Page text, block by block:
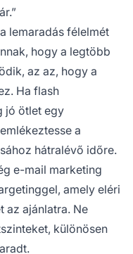
lemaradás félelmét
hogy a legtöbb
az az, hogy a
Ha flash
jó ötlet egy
a
hátralévő időre.
e-mail marketing
amely eléri
az ajánlatra. Ne
különösen